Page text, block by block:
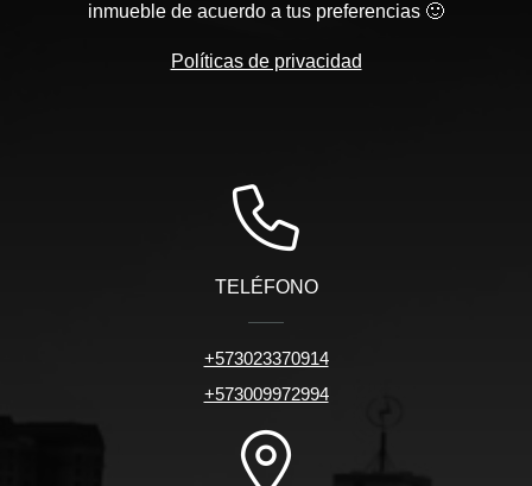
inmueble de acuerdo a tus preferencias 🙂
Políticas de privacidad
TELÉFONO
+573023370914
+573009972994